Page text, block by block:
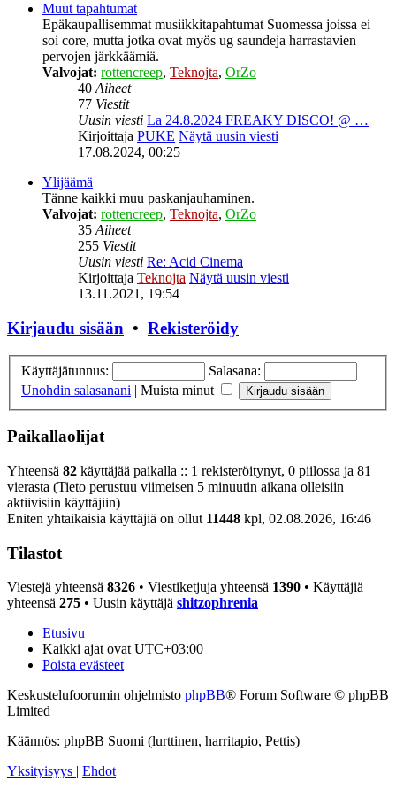
Muut tapahtumat
Epäkaupallisemmat musiikkitapahtumat Suomessa joissa ei
soi core, mutta jotka ovat myös ug saundeja harrastavien
pervojen järkkäämiä.
Valvojat: rottencreep, Teknojta, OrZo
40Aiheet
77 Viestit
Uusin viesti La 24.8.2024 FREAKY DISCO! @ …
Kirjoittaja PUKE Näytä uusin viesti
17.08.2024, 00:25
Ylijäämä
Tänne kaikki muu paskanjauhaminen.
Valvojat: rottencreep, Teknojta, OrZo
35Aiheet
255 Viestit
Uusin viesti Re: Acid Cinema
Kirjoittaja Teknojta Näytä uusin viesti
13.11.2021, 19:54
Kirjaudu sisään • Rekisteröidy
Käyttäjätunnus:
Salasana:
Unohdin salasanani | Muista minut
Paikallaolijat
Yhteensä 82 käyttäjää paikalla :: 1 rekisteröitynyt, 0 piilossa ja 81
vierasta (Tieto perustuu viimeisen 5 minuutin aikana olleisiin
aktiivisiin käyttäjiin)
Eniten yhtaikaisia käyttäjiä on ollut 11448 kpl, 02.08.2026, 16:46
Tilastot
Viestejä yhteensä 8326 • Viestiketjuja yhteensä 1390 • Käyttäjiä
yhteensä 275 • Uusin käyttäjä shitzophrenia
Etusivu
Kaikki ajat ovat UTC+03:00
Poista evästeet
Keskustelufoorumin ohjelmisto phpBB® Forum Software © phpBB
Limited
Käännös: phpBB Suomi (lurttinen, harritapio, Pettis)
Yksityisyys | Ehdot